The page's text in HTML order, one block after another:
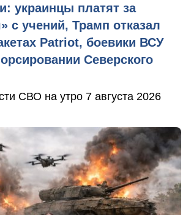
украинцы платят за
с учений, Трамп отказал
Patriot, боевики ВСУ
Северского
СВО на утро 7 августа 2026